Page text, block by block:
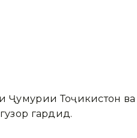
Ҷумҳурии Тоҷикистон
гардид.